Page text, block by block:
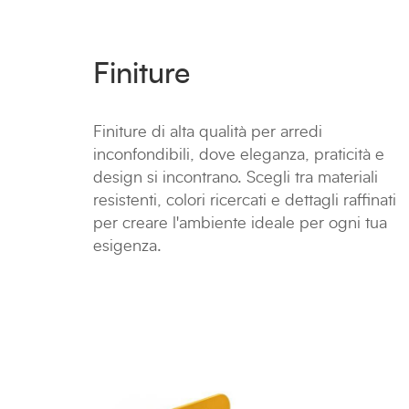
Finiture
Finiture di alta qualità per arredi
inconfondibili, dove eleganza, praticità e
design si incontrano. Scegli tra materiali
resistenti, colori ricercati e dettagli raffinati
per creare l'ambiente ideale per ogni tua
esigenza.